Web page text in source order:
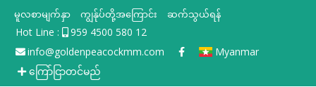
မူလစာမျက်နှာ ကျွန်ုပ်တို့အကြောင်း ဆက်သွယ်ရန်
Hot Line :
959 4500 580 12
info@goldenpeacockmm.com
Myanmar
ကြော်ငြာတင်မည်